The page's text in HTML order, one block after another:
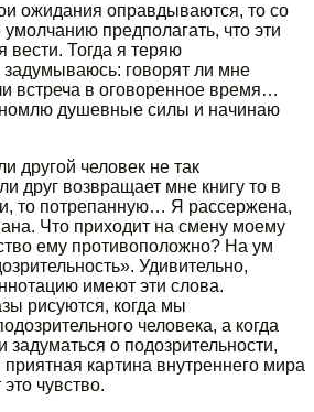
ожидания оправдываются, то со
предполагать, что эти
вести. Тогда я теряю
задумываюсь: говорят ли мне
встреча в оговоренное время…
душевные силы и начинаю
другой человек не так
друг возвращает мне книгу то в
то потрепанную… Я рассержена,
Что приходит на смену моему
ему противоположно? На ум
Удивительно,
имеют эти слова.
рисуются, когда мы
человека, а когда
о подозрительности,
картина внутреннего мира
чувство.